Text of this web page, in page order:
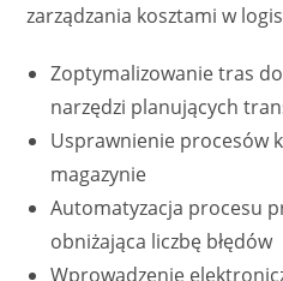
zarządzania kosztami w
Zoptymalizowanie tras
narzędzi planujących
Usprawnienie procesów
magazynie
Automatyzacja procesu
obniżająca liczbę błędów
Wprowadzenie